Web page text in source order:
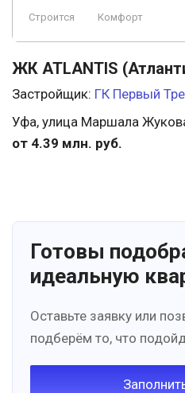
Строится Комфорт
ЖК ATLANTIS
Застройщик: ГК Первый
Уфа, улица Маршала
от 4.39 млн. руб.
Готовы
идеальную
Оставьте заявку или
подберём то, что